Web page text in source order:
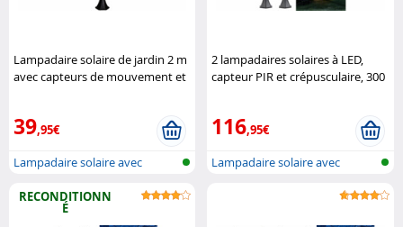
Lampadaire solaire de jardin 2 m
avec capteurs de mouvement et
39,95€
Lampadaire solaire avec
2 lampadaires solaires à LED,
capteur PIR et crépusculaire, 300
116,95€
Lampadaire solaire avec
RECONDITIONN
É